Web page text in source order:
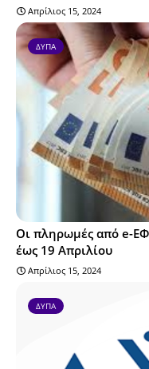
Απρίλιος 15, 2024
ΔΥΠΑ
Οι πληρωμές από e-
έως 19 Απριλίου
Απρίλιος 15, 2024
ΔΥΠΑ